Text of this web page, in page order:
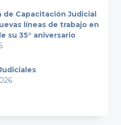
de Capacitación Judicial
líneas de trabajo en
su 35° aniversario